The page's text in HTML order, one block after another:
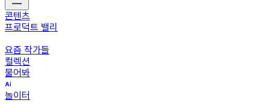
콘텐츠
프로덕트 밸리
요즘 작가들
컬렉션
물어봐
놀이터